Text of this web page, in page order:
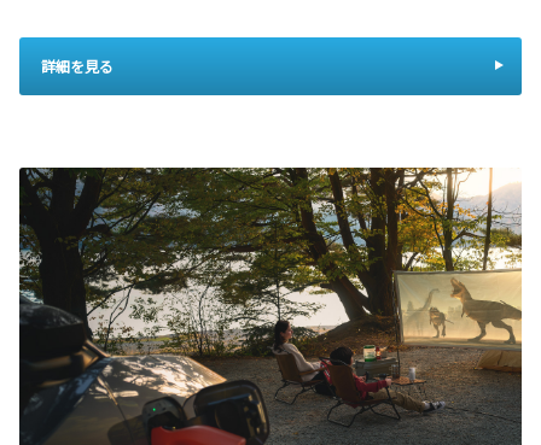
詳細を見る